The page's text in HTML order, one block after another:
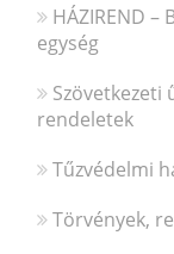
HÁZIREND –
egység
Szövetkezeti
rendeletek
Tűzvédelmi
Törvények,